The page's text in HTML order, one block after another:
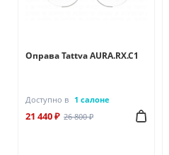
Оправа Tattva AURA.RX.C1
Доступно в 1 салоне
21 440 ₽ 26 800 ₽